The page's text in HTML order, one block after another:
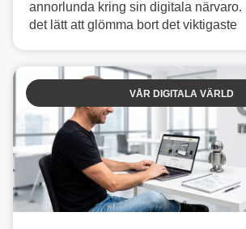
annorlunda kring sin digitala närvaro.
det lätt att glömma bort det viktigaste
VÅR DIGITALA VÄRLD